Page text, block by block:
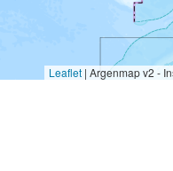
Leaflet | Argenmap v2 -